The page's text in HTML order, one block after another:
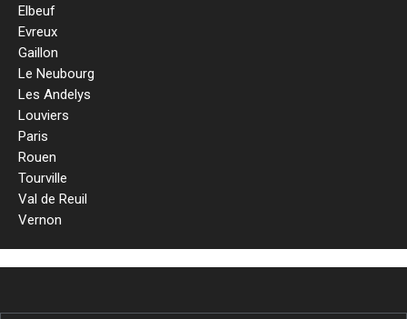
Elbeuf
Evreux
Gaillon
Le Neubourg
Les Andelys
Louviers
Paris
Rouen
Tourville
Val de Reuil
Vernon